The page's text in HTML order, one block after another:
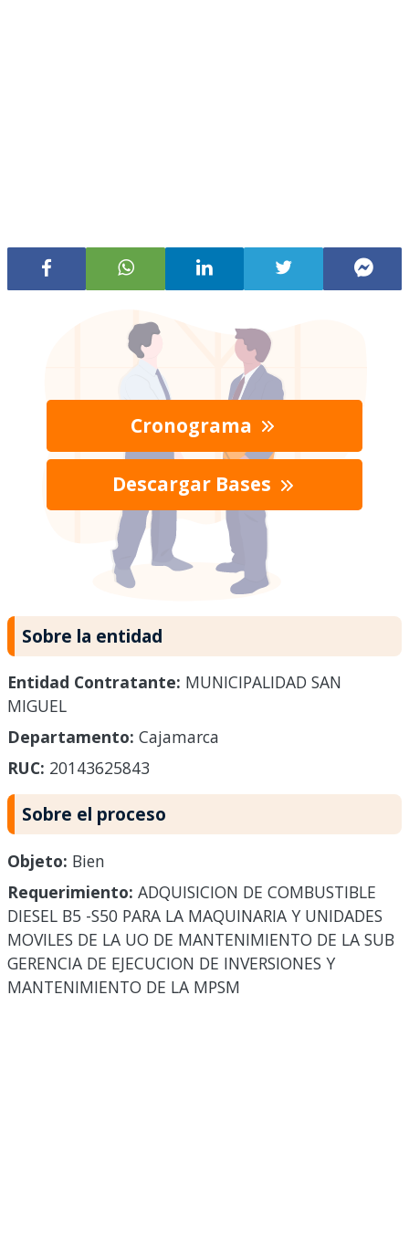
Cronograma
Descargar Bases
Sobre la entidad
Entidad Contratante: MUNICIPALIDAD SAN
MIGUEL
Departamento: Cajamarca
RUC: 20143625843
Sobre el proceso
Objeto: Bien
Requerimiento: ADQUISICION DE COMBUSTIBLE
DIESEL B5 -S50 PARA LA MAQUINARIA Y UNIDADES
MOVILES DE LA UO DE MANTENIMIENTO DE LA SUB
GERENCIA DE EJECUCION DE INVERSIONES Y
MANTENIMIENTO DE LA MPSM